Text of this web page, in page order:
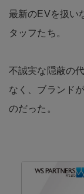
最新のEVを扱い
タッフたち。
不誠実な隠蔽の
なく、ブランド
のだった。